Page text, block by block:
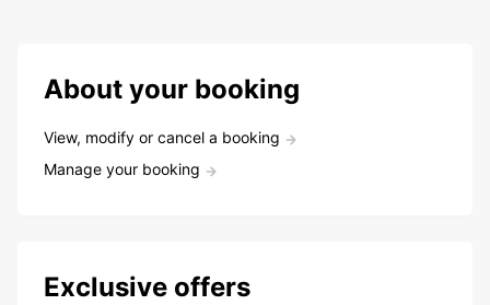
About your booking
View, modify or cancel a booking
Manage your booking
Exclusive offers